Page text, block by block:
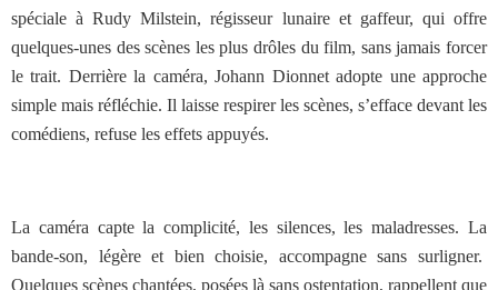
spéciale à Rudy Milstein, régisseur lunaire et gaffeur, qui offre
quelques-unes des scènes les plus drôles du film, sans jamais forcer
le trait. Derrière la caméra, Johann Dionnet adopte une approche
simple mais réfléchie. Il laisse respirer les scènes, s’efface devant les
comédiens, refuse les effets appuyés.
La caméra capte la complicité, les silences, les maladresses. La
bande-son, légère et bien choisie, accompagne sans surligner.
Quelques scènes chantées, posées là sans ostentation, rappellent que